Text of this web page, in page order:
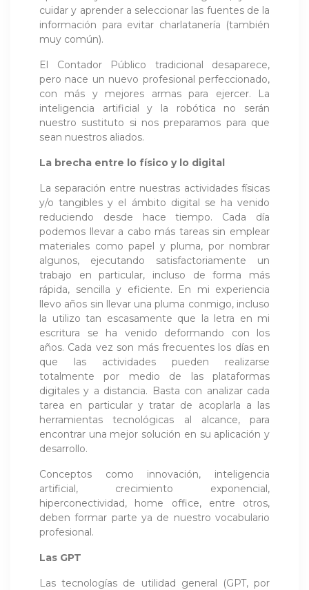
cuidar y aprender a seleccionar las fuentes de la
información para evitar charlatanería (también
muy común).
El Contador Público tradicional desaparece,
pero nace un nuevo profesional perfeccionado,
con más y mejores armas para ejercer. La
inteligencia artificial y la robótica no serán
nuestro sustituto si nos preparamos para que
sean nuestros aliados.
La brecha entre lo físico y lo digital
La separación entre nuestras actividades físicas
y/o tangibles y el ámbito digital se ha venido
reduciendo desde hace tiempo. Cada día
podemos llevar a cabo más tareas sin emplear
materiales como papel y pluma, por nombrar
algunos, ejecutando satisfactoriamente un
trabajo en particular, incluso de forma más
rápida, sencilla y eficiente. En mi experiencia
llevo años sin llevar una pluma conmigo, incluso
la utilizo tan escasamente que la letra en mi
escritura se ha venido deformando con los
años. Cada vez son más frecuentes los días en
que las actividades pueden realizarse
totalmente por medio de las plataformas
digitales y a distancia. Basta con analizar cada
tarea en particular y tratar de acoplarla a las
herramientas tecnológicas al alcance, para
encontrar una mejor solución en su aplicación y
desarrollo.
Conceptos como innovación, inteligencia
artificial, crecimiento exponencial,
hiperconectividad, home office, entre otros,
deben formar parte ya de nuestro vocabulario
profesional.
Las GPT
Las tecnologías de utilidad general (GPT, por